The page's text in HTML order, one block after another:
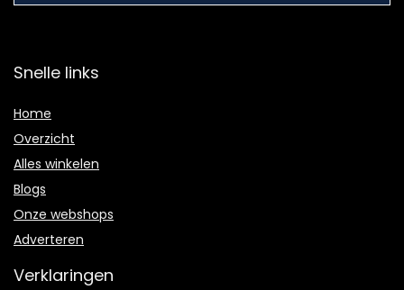
Snelle links
Home
Overzicht
Alles winkelen
Blogs
Onze webshops
Adverteren
Verklaringen